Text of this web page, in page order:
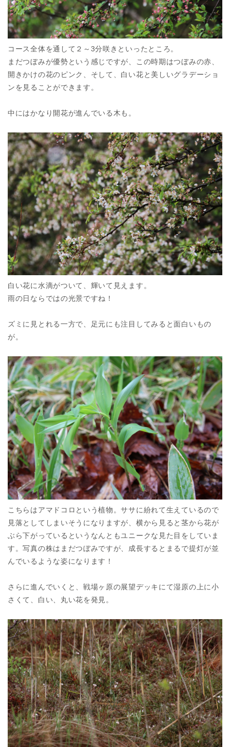
コース全体を通して２～3分咲きといったところ。
まだつぼみが優勢という感じですが、この時期はつぼみの赤、
開きかけの花のピンク、そして、白い花と美しいグラデーショ
ンを見ることができます。
中にはかなり開花が進んでいる木も。
白い花に水滴がついて、輝いて見えます。
雨の日ならではの光景ですね！
ズミに見とれる一方で、足元にも注目してみると面白いもの
が。
こちらはアマドコロという植物。ササに紛れて生えているので
見落としてしまいそうになりますが、横から見ると茎から花が
ぶら下がっているというなんともユニークな見た目をしていま
す。写真の株はまだつぼみですが、成長するとまるで提灯が並
んでいるような姿になります！
さらに進んでいくと、戦場ヶ原の展望デッキにて湿原の上に小
さくて、白い、丸い花を発見。